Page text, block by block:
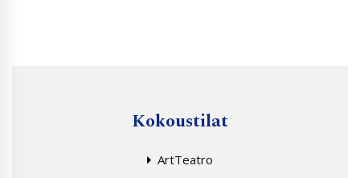
Kokoustilat
ArtTeatro